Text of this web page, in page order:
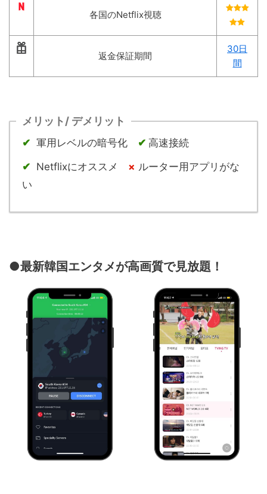
各国のNetflix視聴
返金保証期間
30日
間
メリット/ デメリット
✔︎ 軍用レベルの暗号化 ✔ ︎ 高速接続
✔︎ Netflixにオススメ × ルーター用アプリがな
い
●最新韓国エンタメが高画質で見放題！